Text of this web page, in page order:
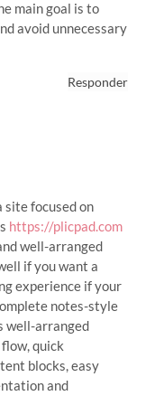
main goal is to
avoid unnecessary
Responder
site focused on
https://plicpad.com
well-arranged
if you want a
experience if your
notes-style
well-arranged
quick
blocks, easy
and